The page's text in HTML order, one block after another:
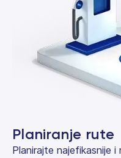
Planiranje rute
Planirajte najefikasnije i